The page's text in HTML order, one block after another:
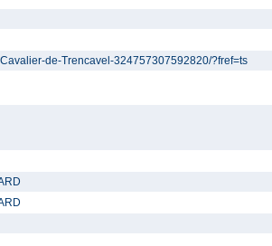
de-Trencavel-324757307592820/?fref=ts